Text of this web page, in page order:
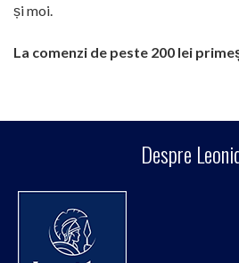
și moi.
La comenzi de peste 200 lei
Despre